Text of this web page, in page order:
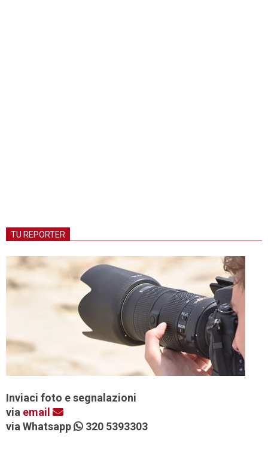
TU REPORTER
Inviaci foto e segnalazioni
via email
via Whatsapp
320 5393303